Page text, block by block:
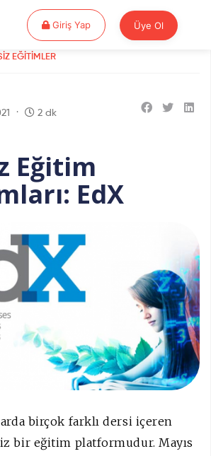
Giriş YapGiriş Yap Üye Ol
EĞITIMLER
2 dk
Eğitim
EdX
birçok farklı dersi içeren
bir eğitim platformudur. Mayıs